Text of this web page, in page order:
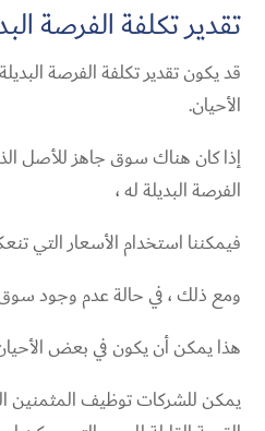
تقدير تكلفة الفرصة
قد يكون تقدير تكلفة الفرصة
الأحيان.
إذا كان هناك سوق جاهز للأصل
الفرصة البديلة له ،
فيمكننا استخدام الأسعار التي
ومع ذلك ، في حالة عدم وجود سوق
هذا يمكن أن يكون في بعض
يمكن للشركات توظيف المثمنين